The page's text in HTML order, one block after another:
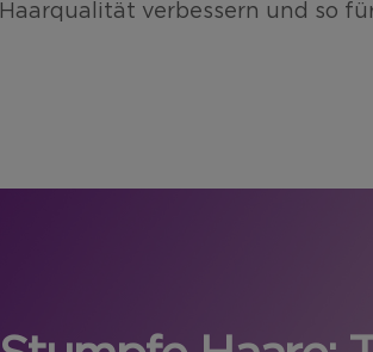
Haarqualität verbessern und so